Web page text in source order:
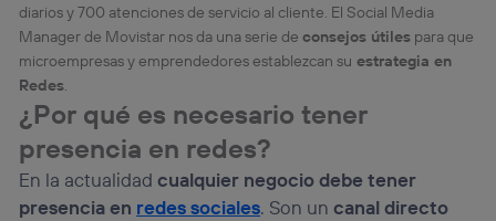
diarios y 700 atenciones de servicio al cliente. El Social Media
Manager de Movistar nos da una serie deconsejos útiles para que
microempresas y emprendedores establezcan su estrategia en
Redes
¿Por qué es necesario tener
presencia en redes?
En la actualidadcualquier negocio debe tener
presencia en redes sociales. Son uncanal directo